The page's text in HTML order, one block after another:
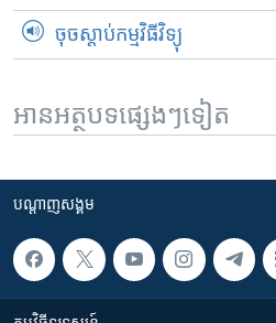
ចុចស្តាប់កម្មវិធីវិទ្យុ
អានអត្ថបទផ្សេងៗទៀត
បណ្តាញ​សង្គម